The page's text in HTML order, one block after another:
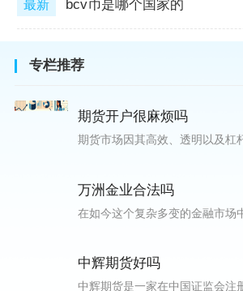
最新 bcv币是哪个国家的
专栏推荐
期货开户很麻烦吗
万洲金业合法吗
中辉期货好吗